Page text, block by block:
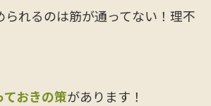
られるのは筋が通ってない！理不
おきの策があります！